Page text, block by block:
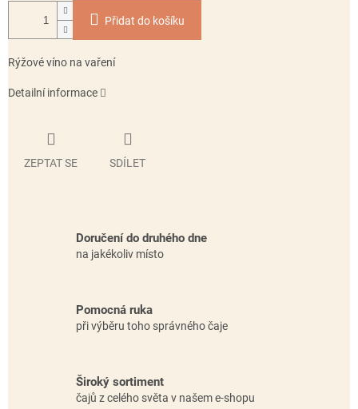
Přidat do košíku
Rýžové víno na vaření
Detailní informace
ZEPTAT SE SDÍLET
Doručení do druhého dne
na jakékoliv místo
Pomocná ruka
při výběru toho správného čaje
Široký sortiment
čajů z celého světa v našem e-shopu